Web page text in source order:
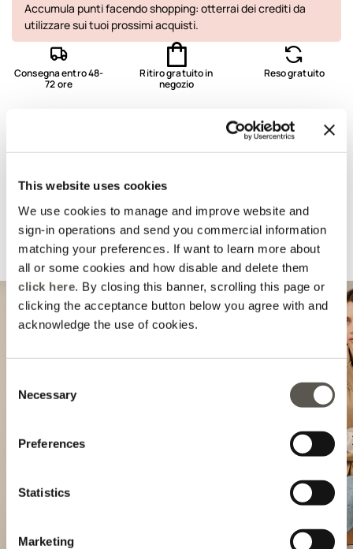
This website uses cookies
We use cookies to manage and improve website and
sign-in operations and send you commercial information
matching your preferences. If want to learn more about
all or some cookies and how disable and delete them
click here. By closing this banner, scrolling this page or
clicking the acceptance button below you agree with and
acknowledge the use of cookies.
Selection
Necessary
Preferences
Statistics
Marketing
Accumula punti facendo shopping: otterrai dei crediti da
utilizzare sui tuoi prossimi acquisti.
Consegna entro 48-
72 ore
Ritiro gratuito in
negozio
Reso gratuito
Spedizione e resi
Suggeriti per te
Previous